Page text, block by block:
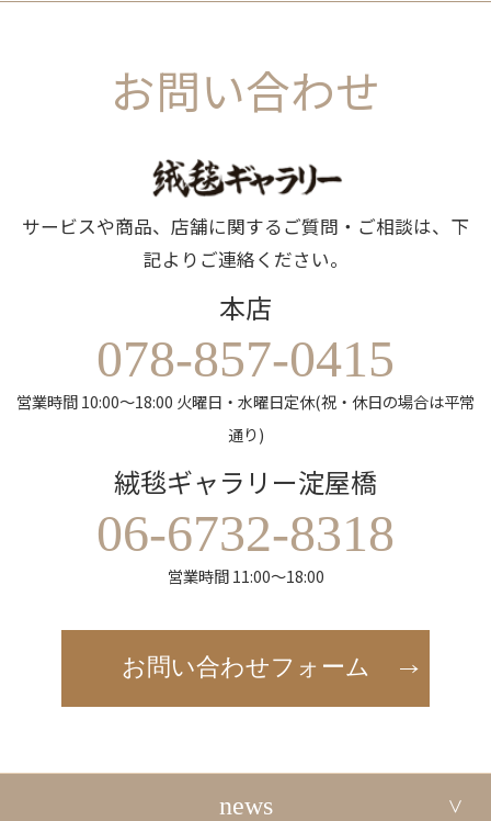
お問い合わせ
サービスや商品、店舗に関するご質問・ご相談は、下
記よりご連絡ください。
本店
078-857-0415
営業時間 10:00～18:00 火曜日・水曜日定休(祝・休日の場合は平常
通り)
絨毯ギャラリー淀屋橋
06-6732-8318
営業時間 11:00～18:00
お問い合わせフォーム
news